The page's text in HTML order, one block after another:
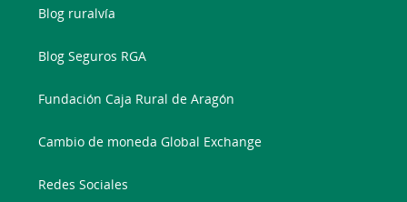
Blog ruralvía
Blog Seguros RGA
Fundación Caja Rural de Aragón
Cambio de moneda Global Exchange
Redes Sociales